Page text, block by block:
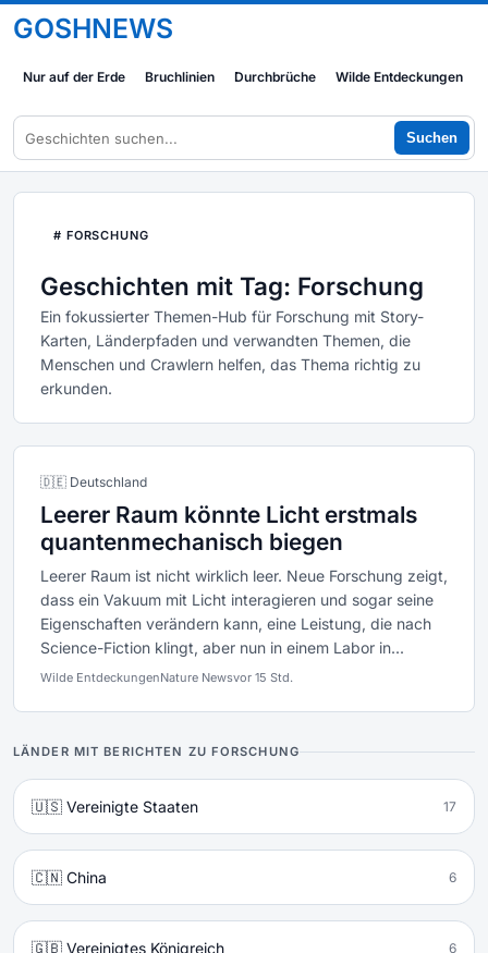
GOSHNEWS
Nur auf der Erde Bruchlinien Durchbrüche Wilde Entdeckungen
Suchen
# FORSCHUNG
Geschichten mit Tag: Forschung
Ein fokussierter Themen-Hub für Forschung mit Story-
Karten, Länderpfaden und verwandten Themen, die
Menschen und Crawlern helfen, das Thema richtig zu
erkunden.
🇩🇪 Deutschland
Leerer Raum könnte Licht erstmals
quantenmechanisch biegen
Leerer Raum ist nicht wirklich leer. Neue Forschung zeigt,
dass ein Vakuum mit Licht interagieren und sogar seine
Eigenschaften verändern kann, eine Leistung, die nach
Science-Fiction klingt, aber nun in einem Labor in...
Wilde EntdeckungenNature Newsvor 15 Std.
LÄNDER MIT BERICHTEN ZU FORSCHUNG
🇺🇸 Vereinigte Staaten 17
🇨🇳 China 6
🇬🇧 Vereinigtes Königreich 6